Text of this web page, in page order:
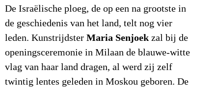
De Israëlische ploeg, de op een na grootste in
de geschiedenis van het land, telt nog vier
leden. Kunstrijdster Maria Senjoek zal bij de
openingsceremonie in Milaan de blauwe-witte
vlag van haar land dragen, al werd zij zelf
twintig lentes geleden in Moskou geboren. De